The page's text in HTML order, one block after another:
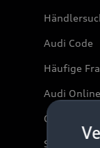
Audi Code
Häufige
Audi
Online-